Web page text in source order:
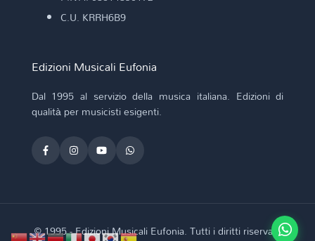
C.U. KRRH6B9
Edizioni Musicali Eufonia
Dal 1995 al servizio della musica italiana. Edizioni di
qualità per musicisti esigenti.
© 1995 - Edizioni Musicali Eufonia. Tutti i diritti riservati.